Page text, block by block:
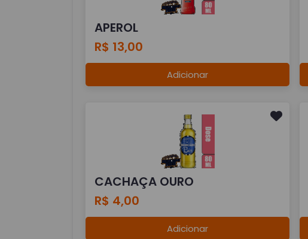
APEROL
R$ 13,00
Adicionar
CACHAÇA OURO
R$ 4,00
Adicionar